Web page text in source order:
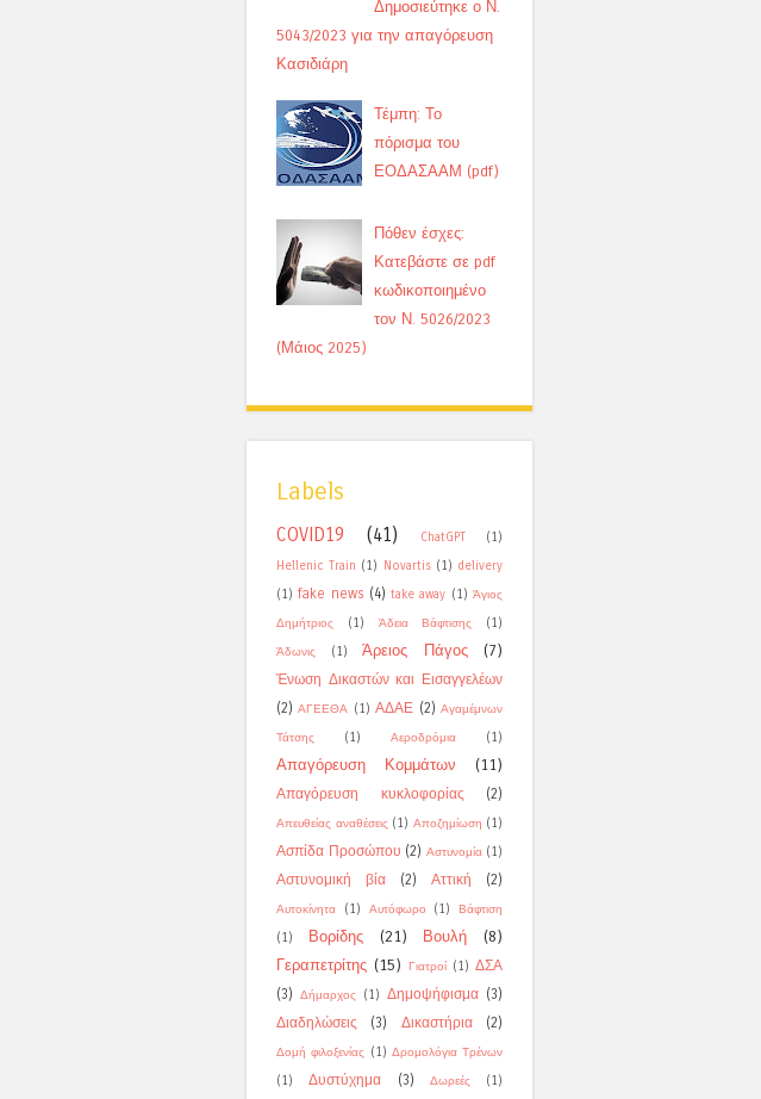
Δημοσιεύτηκε ο Ν.
5043/2023 για την απαγόρευση
Κασιδιάρη
Τέμπη: Το
πόρισμα του
ΕΟΔΑΣΑΑΜ (pdf)
Πόθεν έσχες:
Κατεβάστε σε pdf
κωδικοποιημένο
τον Ν. 5026/2023
(Μάιος 2025)
Labels
COVID19 (41) ChatGPT
(1)
Hellenic Train (1) Novartis (1) delivery
(1) fake news (4) take away (1) Άγιος
Δημήτριος
(1) Άδεια Βάφτισης
(1)
Άδωνις
(1) Άρειος Πάγος (7)
Ένωση Δικαστών και Εισαγγελέων
(2) ΑΓΕΕΘΑ (1) ΑΔΑΕ (2) Αγαμέμνων
Τάτσης
(1) Αεροδρόμια (1)
Απαγόρευση Κομμάτων (11)
Απαγόρευση κυκλοφορίας (2)
Απευθείας αναθέσεις (1) Αποζημίωση (1)
Ασπίδα Προσώπου (2) Αστυνομία (1)
Αστυνομική βία (2) Αττική (2)
Αυτοκίνητα (1) Αυτόφωρο (1)
Βάφτιση
(1)
Βορίδης (21) Βουλή
(8)
Γεραπετρίτης (15) Γιατροί (1) ΔΣΑ
(3) Δήμαρχος (1) Δημοψήφισμα (3)
Διαδηλώσεις
(3) Δικαστήρια (2)
Δομή φιλοξενίας (1) Δρομολόγια Τρένων
(1)
Δυστύχημα (3) Δωρεές (1)